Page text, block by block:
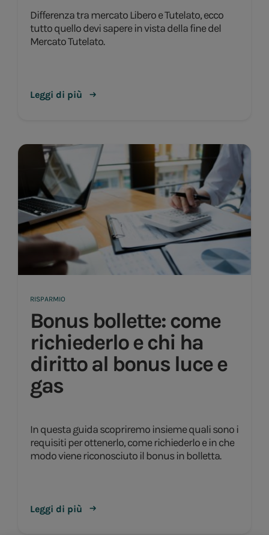
Differenza tra mercato Libero e Tutelato, ecco
tutto quello devi sapere in vista della fine del
Mercato Tutelato.
Leggi di più
RISPARMIO
Bonus bollette: come
richiederlo e chi ha
diritto al bonus luce e
gas
In questa guida scopriremo insieme quali sono i
requisiti per ottenerlo, come richiederlo e in che
modo viene riconosciuto il bonus in bolletta.
Leggi di più